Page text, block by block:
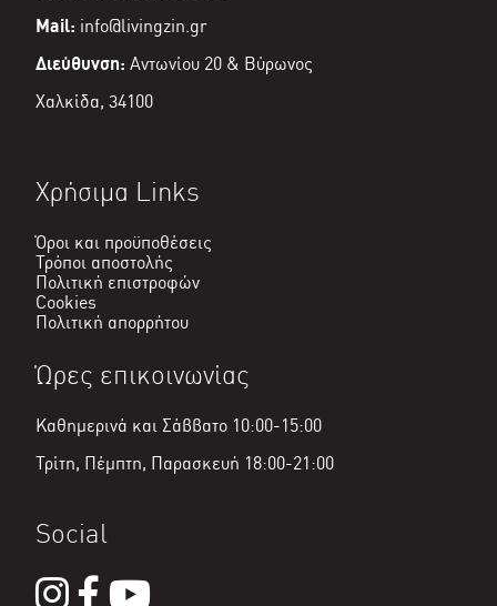
Mail: info@livingzin.gr
Διεύθυνση: Αντωνίου 20 & Βύρωνος
Χαλκίδα, 34100
Χρήσιμα Links
Όροι και προϋποθέσεις
Τρόποι αποστολής
Πολιτική επιστροφών
Cookies
Πολιτική απορρήτου
Ώρες επικοινωνίας
Καθημερινά και Σάββατο 10:00-15:00
Τρίτη, Πέμπτη, Παρασκευή 18:00-21:00
Social